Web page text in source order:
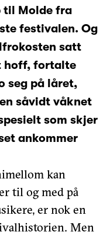
til Molde fra
festivalen. Og
satt
hoff, fortalte
seg på låret,
såvidt våknet
som skjer
ankommer
kan
til og med på
er nok en
Men